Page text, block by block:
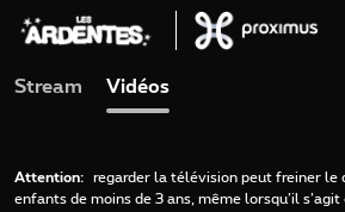
Stream Vidéos
Attention:
regarder la télévision peut freiner le
enfants de moins de 3 ans, même lorsqu’il s’agit